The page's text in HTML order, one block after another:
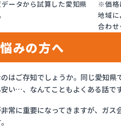
ータから試算した愛知県
※価格
地域に
合わせ
みの方へ
はご存知でしょうか。同じ愛知
い…、なんてこともよくある話です
常に重要になってきますが、ガ